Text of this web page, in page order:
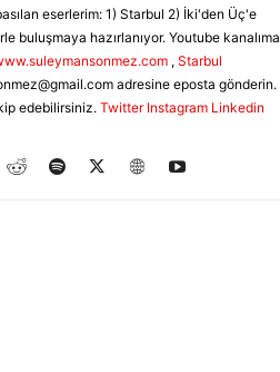
eserlerim: 1) Starbul 2) İki'den Üç'e
buluşmaya hazırlanıyor. Youtube kanalıma
, Starbul
adresine eposta gönderin.
edebilirsiniz. Twitter Instagram Linkedin